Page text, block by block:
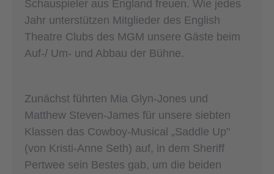
Schauspieler aus England freuen. Wie jedes
Jahr unterstützen Mitglieder des English
Theatre Clubs des MGM unsere Gäste beim
Auf-/ Um- und Abbau der Bühne.
Zunächst führten Mia Glyn-Jones und
Matthew Steven-James für unsere siebten
Klassen das Cowboy-Musical „Saddle Up"
(von Kristi-Anne Seth) auf, in dem Sheriff
Pertwee sein Bestes gab, um die beiden